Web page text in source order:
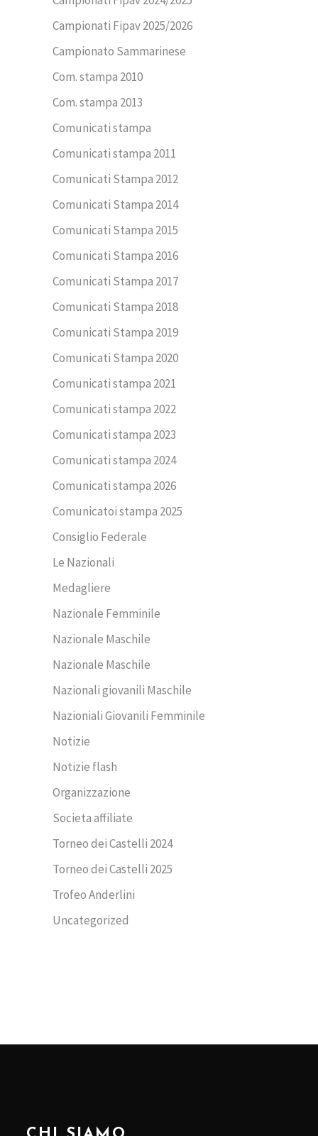
Campionati Fipav 2025/2026
Campionato Sammarinese
Com. stampa 2010
Com. stampa 2013
Comunicati stampa
Comunicati stampa 2011
Comunicati Stampa 2012
Comunicati Stampa 2014
Comunicati Stampa 2015
Comunicati Stampa 2016
Comunicati Stampa 2017
Comunicati Stampa 2018
Comunicati Stampa 2019
Comunicati Stampa 2020
Comunicati stampa 2021
Comunicati stampa 2022
Comunicati stampa 2023
Comunicati stampa 2024
Comunicati stampa 2026
Comunicatoi stampa 2025
Consiglio Federale
Le Nazionali
Medagliere
Nazionale Femminile
Nazionale Maschile
Nazionale Maschile
Nazionali giovanili Maschile
Nazioniali Giovanili Femminile
Notizie
Notizie flash
Organizzazione
Societa affiliate
Torneo dei Castelli 2024
Torneo dei Castelli 2025
Trofeo Anderlini
Uncategorized